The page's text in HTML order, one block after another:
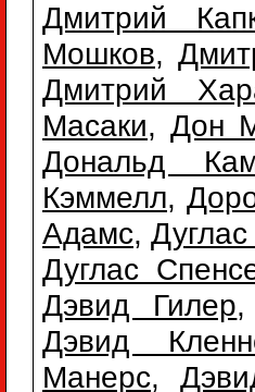
Дмитрий
Мошков,
Дмитрий
Масаки,Дон
Дональд
Кэммелл,
Адамс,
Дуглас
Дэвид Гилер
Дэвид
Манерс,